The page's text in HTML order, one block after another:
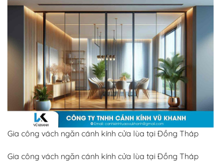
Gia công vách ngăn cánh kính cửa lùa tại Đồng Tháp
Gia công vách ngăn cánh kính cửa lùa tại Đồng Tháp